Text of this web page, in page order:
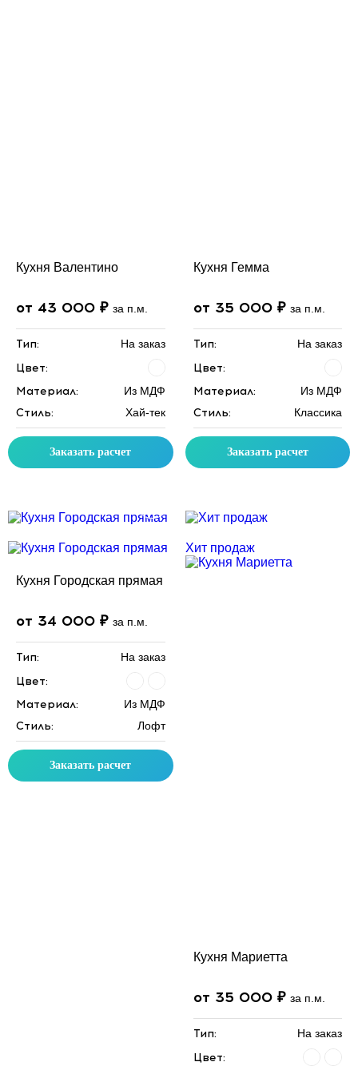
Кухня Валентино
от 43 000 ₽ за п.м.
Тип: На заказ
Цвет:
Материал:
Из МДФ
Стиль: Хай-тек
Заказать расчет
Кухня Гемма
от 35 000 ₽ за п.м.
Тип: На заказ
Цвет:
Материал:
Из МДФ
Стиль: Классика
Заказать расчет
Кухня Городская прямая
от 34 000 ₽ за п.м.
Тип: На заказ
Цвет:
Материал:
Из МДФ
Стиль: Лофт
Заказать расчет
Хит продаж
Кухня Мариетта
от 35 000 ₽ за п.м.
Тип: На заказ
Цвет: